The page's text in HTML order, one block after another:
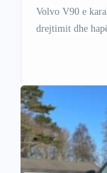
Volvo V90 e
drejtimit dhe